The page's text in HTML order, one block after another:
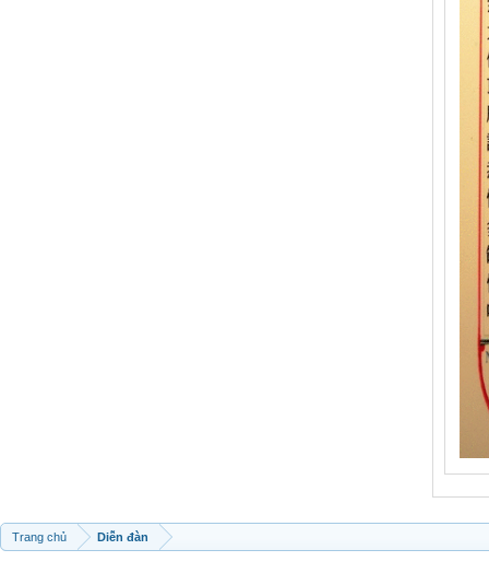
Trang chủ Diễn đàn